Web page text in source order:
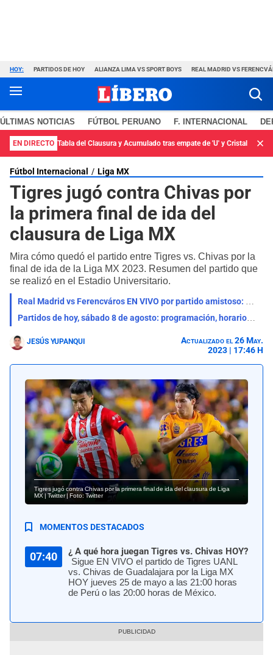
HOY: PARTIDOS DE HOY ALIANZA LIMA VS SPORT BOYS REAL MADRID VS
ÚLTIMAS NOTICIAS FÚTBOL PERUANO F. INTERNACIONAL
EN DIRECTO Tabla del Clausura y Acumulado tras empate de 'U' y Cristal
Fútbol Internacional Liga MX
Tigres jugó contra Chivas por
la primera final de ida del
clausura de Liga MX
Mira cómo quedó el partido entre Tigres vs. Chivas por la
final de ida de la Liga MX 2023. Resumen del partido que
se realizó en el Estadio Universitario.
Real Madrid vs Ferencváros EN VIVO por partido amistoso: qué canal lo transmite, horario y pronóstico
Partidos de hoy, sábado 8 de agosto: programación, horarios y canales para ver fútbol EN VIVO
JESÚS YUPANQUI
Actualizado el 26 May.
2023 | 17:46 H
Tigres jugó contra Chivas por la primera final de ida del clausura de Liga
MX | Twitter | Foto: Twitter
MOMENTOS DESTACADOS
07:40
¿ A qué hora juegan Tigres vs. Chivas HOY?
Sigue EN VIVO el partido de Tigres UANL
vs. Chivas de Guadalajara por la Liga MX
HOY jueves 25 de mayo a las 21:00 horas
de Perú o las 20:00 horas de México.